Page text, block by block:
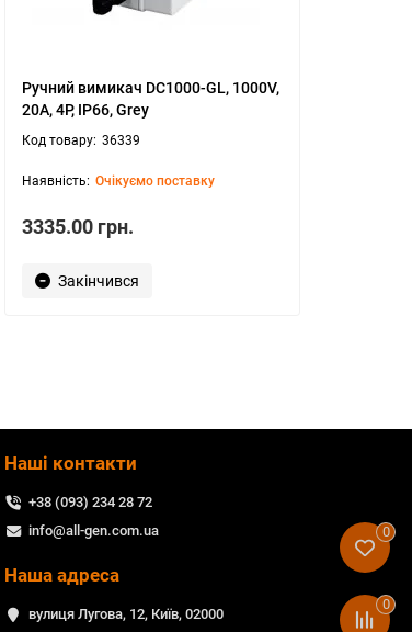
Ручний вимикач DC1000-GL, 1000V,
20A, 4P, IP66, Grey
36339
Очікуємо поставку
3335.00 грн.
Закінчився
Наші контакти
+38 (093) 234 28 72
info@all-gen.com.ua
Наша адреса
вулиця Лугова, 12, Київ, 02000
0
0